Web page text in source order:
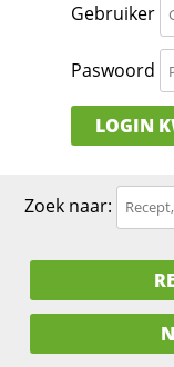
Gebruiker
Paswoord
LOGIN
Zoek naar: